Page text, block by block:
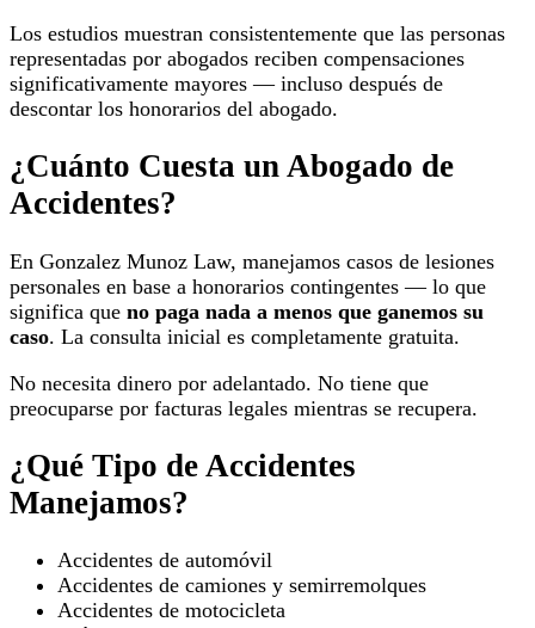
Los estudios muestran consistentemente que las personas
representadas por abogados reciben compensaciones
significativamente mayores — incluso después de
descontar los honorarios del abogado.
¿Cuánto Cuesta un Abogado de
Accidentes?
En Gonzalez Munoz Law, manejamos casos de lesiones
personales en base a honorarios contingentes — lo que
significa que no paga nada a menos que ganemos su
caso. La consulta inicial es completamente gratuita.
No necesita dinero por adelantado. No tiene que
preocuparse por facturas legales mientras se recupera.
¿Qué Tipo de Accidentes
Manejamos?
Accidentes de automóvil
Accidentes de camiones y semirremolques
Accidentes de motocicleta